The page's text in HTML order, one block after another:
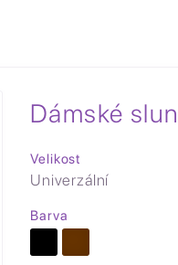
Dámské
Velikost
Univerzální
Barva